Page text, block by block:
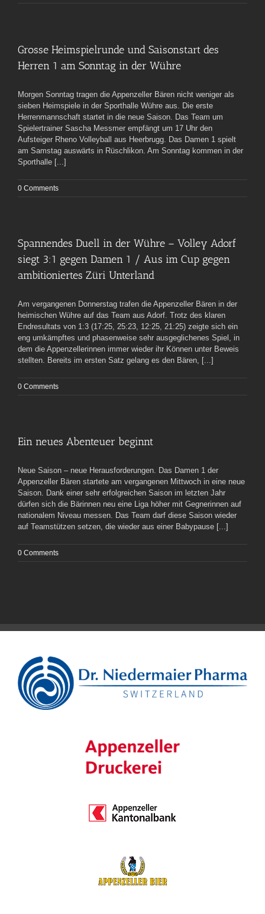
Grosse Heimspielrunde und Saisonstart des
Herren 1 am Sonntag in der Wühre
Morgen Sonntag tragen die Appenzeller Bären nicht weniger als
sieben Heimspiele in der Sporthalle Wühre aus. Die erste
Herrenmannschaft startet in die neue Saison. Das Team um
Spielertrainer Sascha Messmer empfängt um 17 Uhr den
Aufsteiger Rheno Volleyball aus Heerbrugg. Das Damen 1 spielt
am Samstag auswärts in Rüschlikon. Am Sonntag kommen in der
Sporthalle [...]
0 Comments
Spannendes Duell in der Wühre – Volley Adorf
siegt 3:1 gegen Damen 1 / Aus im Cup gegen
ambitioniertes Züri Unterland
Am vergangenen Donnerstag trafen die Appenzeller Bären in der
heimischen Wühre auf das Team aus Adorf. Trotz des klaren
Endresultats von 1:3 (17:25, 25:23, 12:25, 21:25) zeigte sich ein
eng umkämpftes und phasenweise sehr ausgeglichenes Spiel, in
dem die Appenzellerinnen immer wieder ihr Können unter Beweis
stellten. Bereits im ersten Satz gelang es den Bären, [...]
0 Comments
Ein neues Abenteuer beginnt
Neue Saison – neue Herausforderungen. Das Damen 1 der
Appenzeller Bären startete am vergangenen Mittwoch in eine neue
Saison. Dank einer sehr erfolgreichen Saison im letzten Jahr
dürfen sich die Bärinnen neu eine Liga höher mit Gegnerinnen auf
nationalem Niveau messen. Das Team darf diese Saison wieder
auf Teamstützen setzen, die wieder aus einer Babypause [...]
0 Comments